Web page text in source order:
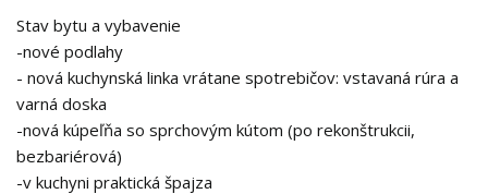
Stav bytu a vybavenie
-nové podlahy
- nová kuchynská linka vrátane spotrebičov: vstavaná rúra a
varná doska
-nová kúpeľňa so sprchovým kútom (po rekonštrukcii,
bezbariérová)
-v kuchyni praktická špajza